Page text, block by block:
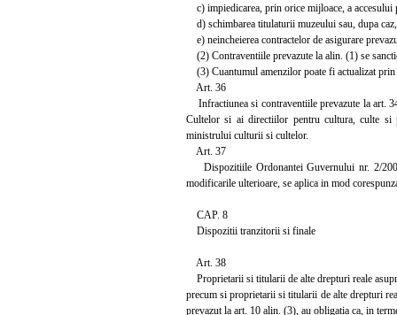
c) impiedicarea, prin orice mijloace, a accesului
d) schimbarea titulaturii muzeului sau, dupa
e) neincheierea contractelor de asigurare
(2) Contraventiile prevazute la alin. (1) se
(3) Cuantumul amenzilor poate fi actualizat
Art. 36
Infractiunea si contraventiile prevazute la art.
Cultelor si ai directiilor pentru cultura, culte si
ministrului culturii si cultelor.
Art. 37
Dispozitiile Ordonantei Guvernului nr. 2/
modificarile ulterioare, se aplica in mod
CAP. 8
Dispozitii tranzitorii si finale
Art. 38
Proprietarii si titularii de alte drepturi reale
precum si proprietarii si titularii de alte drepturi
prevazut la art. 10 alin. (3), au obligatia ca, in